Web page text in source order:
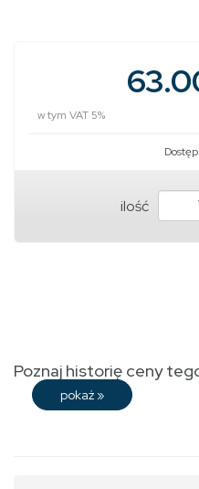
w tym VAT 5%
ilość
Poznaj historię ceny
pokaż »